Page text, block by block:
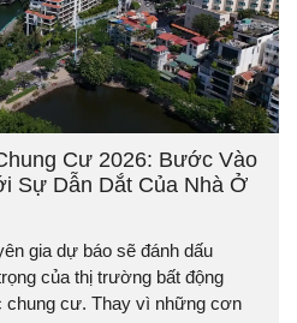
Cư 2026: Bước Vào
Sự Dẫn Dắt Của Nhà Ở
gia dự báo sẽ đánh dấu
của thị trường bất động
chung cư. Thay vì những cơn